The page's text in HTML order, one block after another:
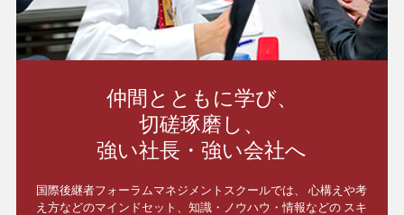
仲間とともに学び、
切磋琢磨し、
強い社長・強い会社へ
国際後継者フォーラムマネジメントスクールでは、
心構えや考
え方などのマインドセット、知識・ノウハウ・情報などの スキ